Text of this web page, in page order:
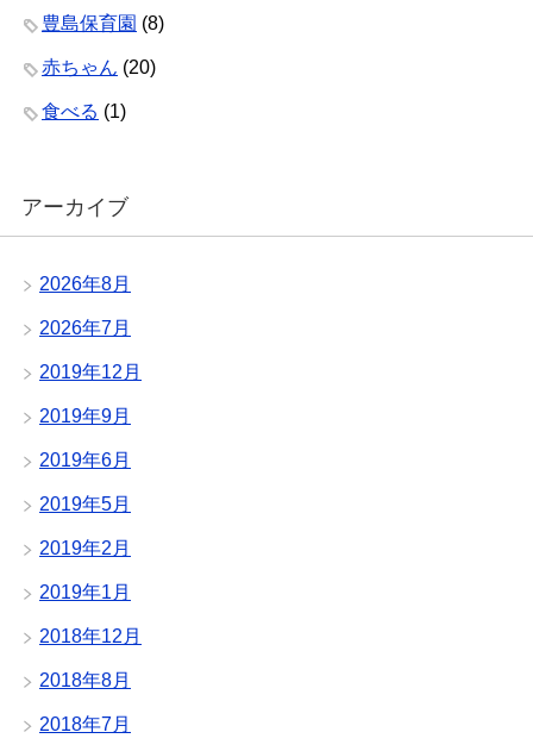
豊島保育園 (8)
赤ちゃん (20)
食べる (1)
アーカイブ
2026年8月
2026年7月
2019年12月
2019年9月
2019年6月
2019年5月
2019年2月
2019年1月
2018年12月
2018年8月
2018年7月